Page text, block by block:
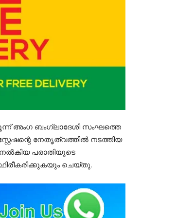
മൂന്ന് അംഗ ബംഗ്ലാദേശി സംഘത്തെ
നേതൃത്വത്തിൽ നടത്തിയ
നൽകിയ പരാതിയുടെ
ചെയ്തു.